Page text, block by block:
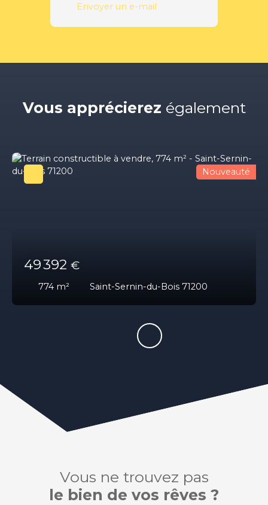
Envoyer un e-mail
Vous apprécierez également
49 392 €
774 m² Saint-Sernin-du-Bois 71200
Nouveauté
Vous ne trouvez pas
le bien de vos rêves ?